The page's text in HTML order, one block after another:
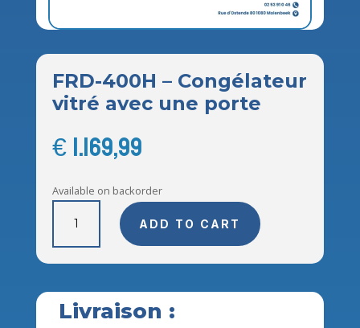
FRD-400H – Congélateur
vitré avec une porte
€1.169,99
Available on backorder
400H
-
Congélateur
avec
une
ADD TO CART
Livraison :